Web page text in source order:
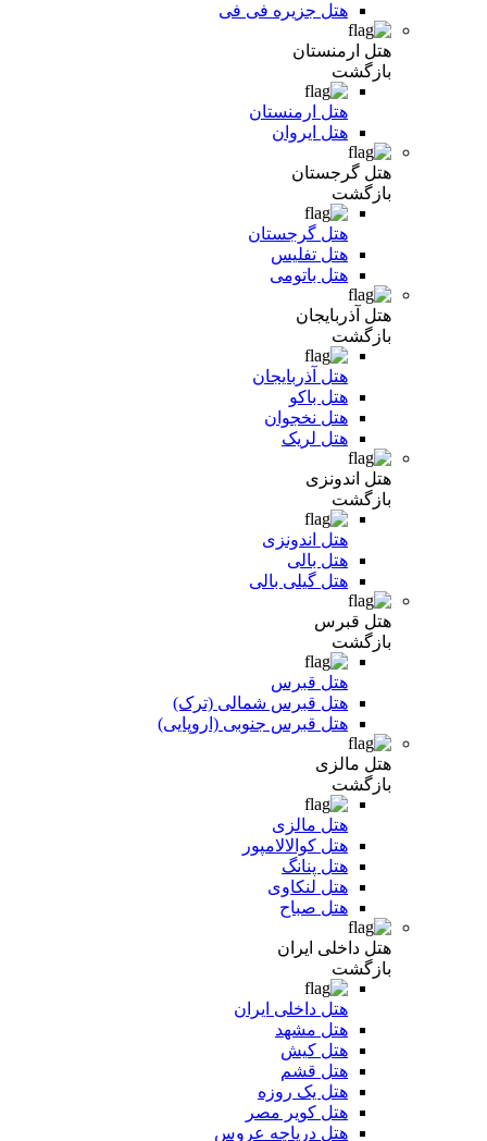
هتل جزیره فی فی
هتل ارمنستان
بازگشت
هتل ارمنستان
هتل ایروان
هتل گرجستان
بازگشت
هتل گرجستان
هتل تفلیس
هتل باتومی
هتل آذربایجان
بازگشت
هتل آذربایجان
هتل باکو
هتل نخجوان
هتل لریک
هتل اندونزی
بازگشت
هتل اندونزی
هتل بالی
هتل گیلی بالی
هتل قبرس
بازگشت
هتل قبرس
هتل قبرس شمالی (ترک)
هتل قبرس جنوبی (اروپایی)
هتل مالزی
بازگشت
هتل مالزی
هتل کوالالامپور
هتل پنانگ
هتل لنکاوی
هتل صباح
هتل داخلی ایران
بازگشت
هتل داخلی ایران
هتل مشهد
هتل کیش
هتل قشم
هتل یک روزه
هتل کویر مصر
هتل دریاچه عروس